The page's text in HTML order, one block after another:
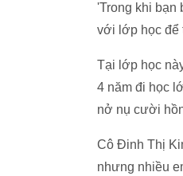
'Trong khi bạn
với lớp học để
Tại lớp học
4 năm đi học
nở nụ cười
Cô Đinh Thị
nhưng nhiều